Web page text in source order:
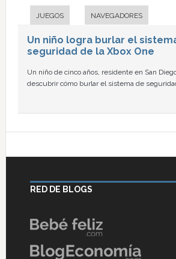
JUEGOS NAVEGADORES
Un niño logra burlar el
seguridad de la Xbox One
Un niño de cinco años, residente en San
descubrir cómo burlar el sistema de
RED DE BLOGS